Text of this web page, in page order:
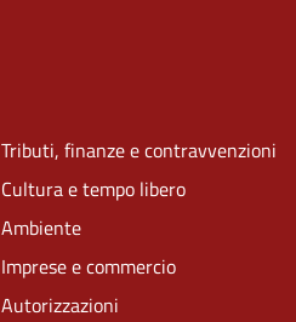
Tributi, finanze e contravvenzioni
Cultura e tempo libero
Ambiente
Imprese e commercio
Autorizzazioni